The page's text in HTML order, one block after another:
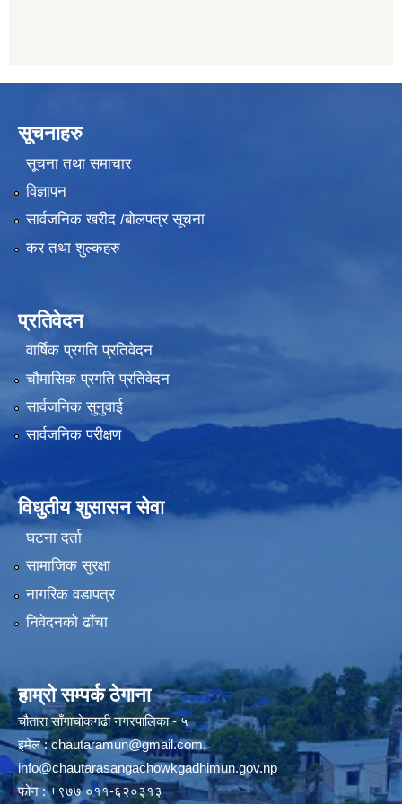
सूचनाहरु
सूचना तथा समाचार
विज्ञापन
सार्वजनिक खरीद /बोलपत्र सूचना
कर तथा शुल्कहरु
प्रतिवेदन
वार्षिक प्रगति प्रतिवेदन
चौमासिक प्रगति प्रतिवेदन
सार्वजनिक सुनुवाई
सार्वजनिक परीक्षण
विधुतीय शुसासन सेवा
घटना दर्ता
सामाजिक सुरक्षा
नागरिक वडापत्र
निवेदनको ढाँचा
हाम्रो सम्पर्क ठेगाना
चौतारा साँगाचोकगढी नगरपालिका - ५
इमेल :chautaramun@gmail.com,
info@chautarasangachowkgadhimun.gov.np
फोन : +९७७ ०११-६२०३१३